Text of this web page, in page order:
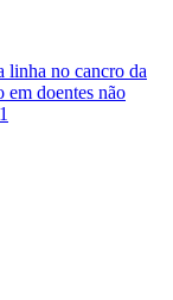
linha no cancro da
em doentes não